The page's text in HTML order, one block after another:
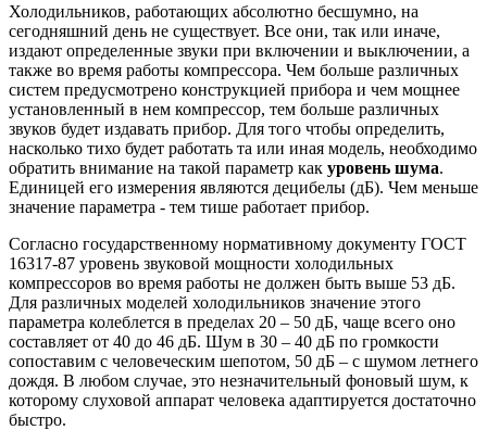
Холодильников, работающих абсолютно бесшумно, на
сегодняшний день не существует. Все они, так или иначе,
издают определенные звуки при включении и выключении, а
также во время работы компрессора. Чем больше различных
систем предусмотрено конструкцией прибора и чем мощнее
установленный в нем компрессор, тем больше различных
звуков будет издавать прибор. Для того чтобы определить,
насколько тихо будет работать та или иная модель, необходимо
обратить внимание на такой параметр как уровень шума.
Единицей его измерения являются децибелы (дБ). Чем меньше
значение параметра - тем тише работает прибор.
Согласно государственному нормативному документу ГОСТ
16317-87 уровень звуковой мощности холодильных
компрессоров во время работы не должен быть выше 53 дБ.
Для различных моделей холодильников значение этого
параметра колеблется в пределах 20 – 50 дБ, чаще всего оно
составляет от 40 до 46 дБ. Шум в 30 – 40 дБ по громкости
сопоставим с человеческим шепотом, 50 дБ – с шумом летнего
дождя. В любом случае, это незначительный фоновый шум, к
которому слуховой аппарат человека адаптируется достаточно
быстро.